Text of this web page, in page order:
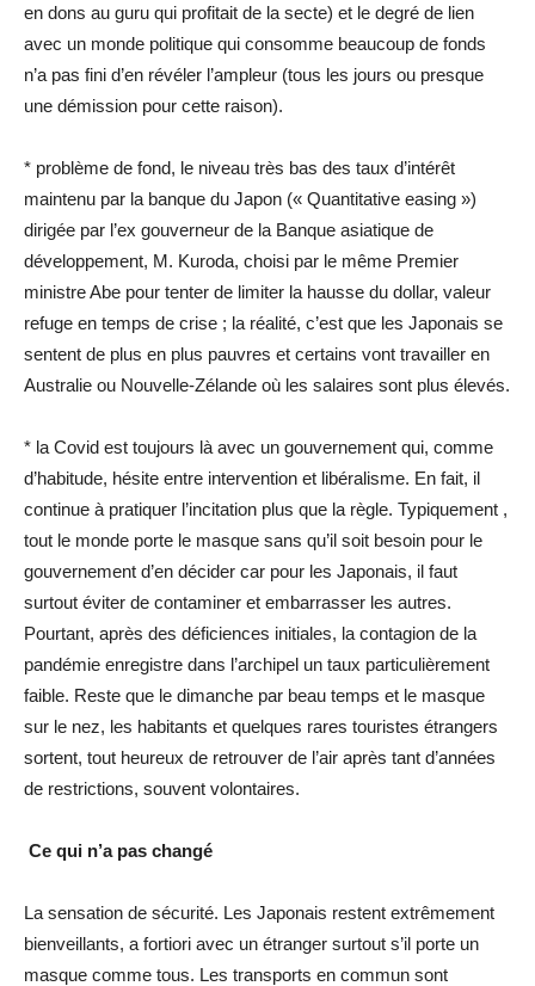
en dons au guru qui profitait de la secte) et le degré de lien
avec un monde politique qui consomme beaucoup de fonds
n’a pas fini d’en révéler l’ampleur (tous les jours ou presque
une démission pour cette raison).
* problème de fond, le niveau très bas des taux d’intérêt
maintenu par la banque du Japon (« Quantitative easing »)
dirigée par l’ex gouverneur de la Banque asiatique de
développement, M. Kuroda, choisi par le même Premier
ministre Abe pour tenter de limiter la hausse du dollar, valeur
refuge en temps de crise ; la réalité, c’est que les Japonais se
sentent de plus en plus pauvres et certains vont travailler en
Australie ou Nouvelle-Zélande où les salaires sont plus élevés.
* la Covid est toujours là avec un gouvernement qui, comme
d’habitude, hésite entre intervention et libéralisme. En fait, il
continue à pratiquer l’incitation plus que la règle. Typiquement ,
tout le monde porte le masque sans qu’il soit besoin pour le
gouvernement d’en décider car pour les Japonais, il faut
surtout éviter de contaminer et embarrasser les autres.
Pourtant, après des déficiences initiales, la contagion de la
pandémie enregistre dans l’archipel un taux particulièrement
faible. Reste que le dimanche par beau temps et le masque
sur le nez, les habitants et quelques rares touristes étrangers
sortent, tout heureux de retrouver de l’air après tant d’années
de restrictions, souvent volontaires.
Ce qui n’a pas changé
La sensation de sécurité. Les Japonais restent extrêmement
bienveillants, a fortiori avec un étranger surtout s’il porte un
masque comme tous. Les transports en commun sont